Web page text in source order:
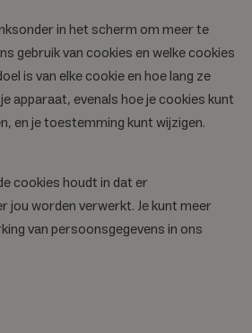
in het scherm om meer te
gebruik van cookies en welke cookies
is van elke cookie en hoe lang ze
apparaat, evenals hoe je cookies kunt
en je toestemming kunt wijzigen.
cookies houdt in dat er
jou worden verwerkt. Je kunt meer
van persoonsgegevens in ons